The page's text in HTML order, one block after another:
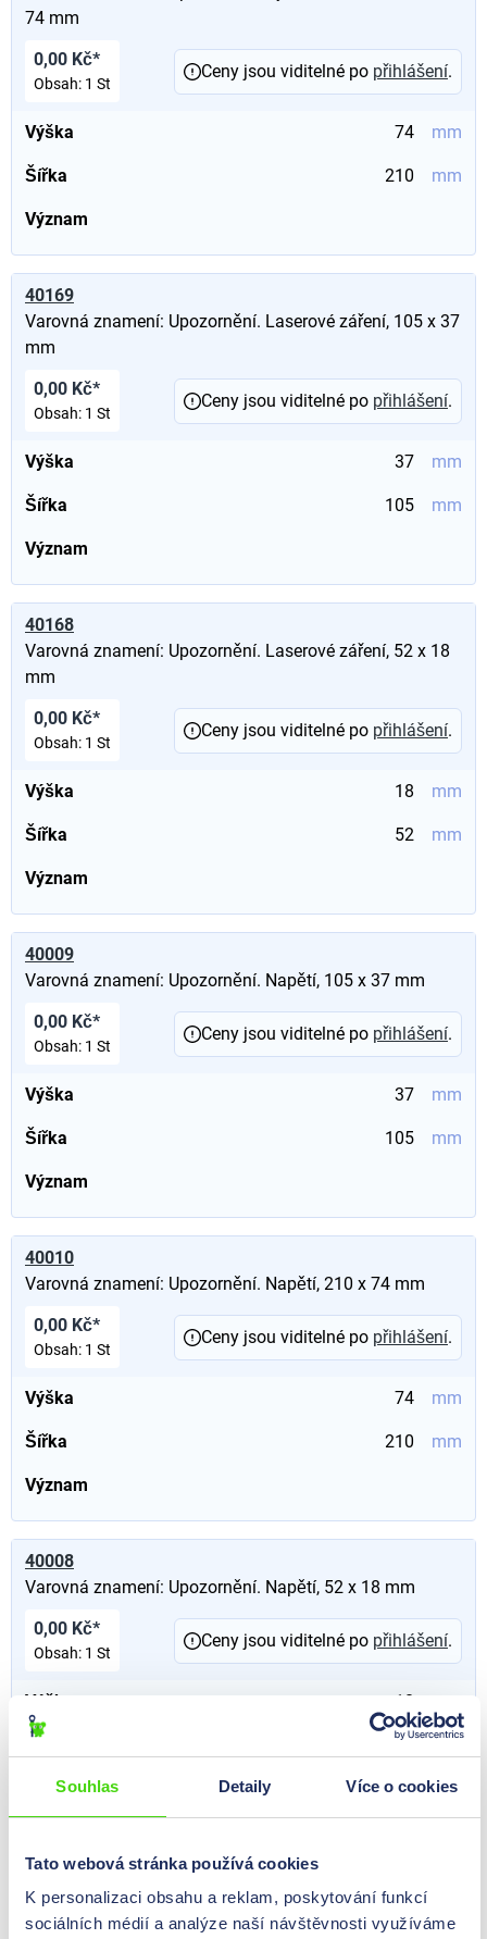
Souhlas Detaily Více o cookies
Tato webová stránka používá cookies
K personalizaci obsahu a reklam, poskytování funkcí
sociálních médií a analýze naší návštěvnosti využíváme
74 mm
Výška 74 mm
Šířka 210 mm
Význam
0,00 Kč*
Obsah: 1 St
Ceny jsou viditelné po přihlášení.
40169
Varovná znamení: Upozornění. Laserové záření, 105 x 37
mm
Výška 37 mm
Šířka 105 mm
Význam
0,00 Kč*
Obsah: 1 St
Ceny jsou viditelné po přihlášení.
40168
Varovná znamení: Upozornění. Laserové záření, 52 x 18
mm
Výška 18 mm
Šířka 52 mm
Význam
0,00 Kč*
Obsah: 1 St
Ceny jsou viditelné po přihlášení.
40009
Varovná znamení: Upozornění. Napětí, 105 x 37 mm
Výška 37 mm
Šířka 105 mm
Význam
0,00 Kč*
Obsah: 1 St
Ceny jsou viditelné po přihlášení.
40010
Varovná znamení: Upozornění. Napětí, 210 x 74 mm
Výška 74 mm
Šířka 210 mm
Význam
0,00 Kč*
Obsah: 1 St
Ceny jsou viditelné po přihlášení.
40008
Varovná znamení: Upozornění. Napětí, 52 x 18 mm
Výška 18
Šířka 52 mm
Význam
0,00 Kč*
Obsah: 1 St
Ceny jsou viditelné po přihlášení.
40194
Varovná znamení: Upozornění. Výbušná atmosféra, 105
x 37 mm